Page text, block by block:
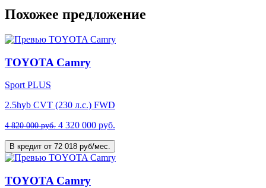
Похожее предложение
TOYOTA Camry
Sport PLUS
2.5hyb CVT (230 л.с.) FWD
4 820 000 руб. 4 320 000 руб.
В кредит от 72 018 руб/мес.
TOYOTA Camry